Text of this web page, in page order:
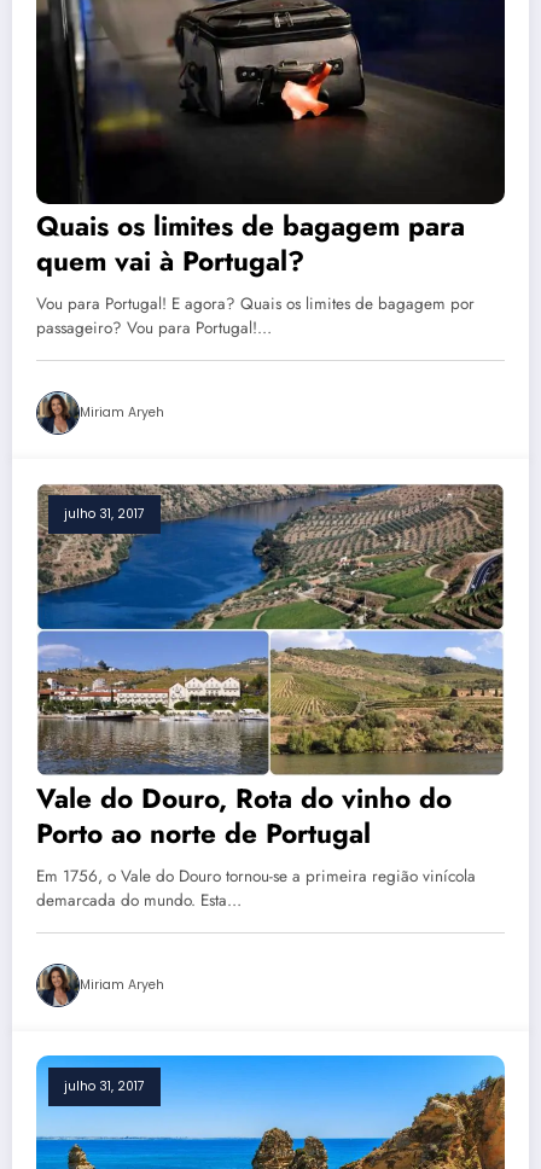
Quais os limites de bagagem para
quem vai à Portugal?
Vou para Portugal! E agora? Quais os limites de bagagem por
passageiro? Vou para Portugal!…
Miriam Aryeh
julho 31, 2017
Vale do Douro, Rota do vinho do
Porto ao norte de Portugal
Em 1756, o Vale do Douro tornou-se a primeira região vinícola
demarcada do mundo. Esta…
Miriam Aryeh
julho 31, 2017